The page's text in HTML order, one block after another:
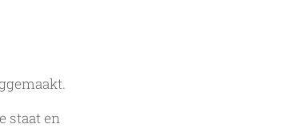
staat en